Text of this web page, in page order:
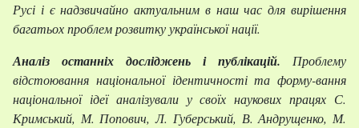
Русі і є надзвичайно актуальним в наш час для вирішення
багатьох проблем розвитку української нації.
Аналіз останніх досліджень і публікацій. Проблему
відстоювання національної ідентичності та форму-вання
національної ідеї аналізували у своїх наукових працях С.
Кримський, М. Попович, Л. Губерський, В. Андрущенко, М.